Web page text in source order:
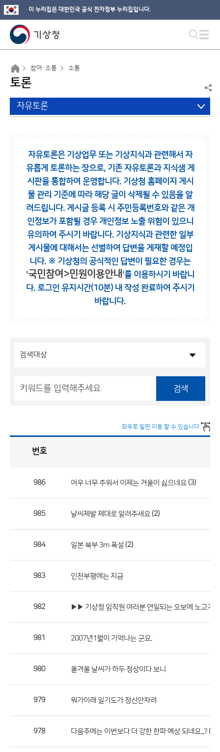
이 누리집은 대한민국 공식 전자정부 누리집입니다.
참여·소통 소통
토론
자유토론
자유토론은 기상업무 또는 기상지식과 관련해서 자
유롭게 토론하는 장으로, 기존 자유토론과 지식샘 게
시판을 통합하여 운영합니다. 기상청 홈페이지 게시
물 관리 기준에 따라 해당 글이 삭제될 수 있음을 알
려드립니다. 게시글 등록 시 주민등록번호와 같은 개
인정보가 포함될 경우 개인정보 노출 위험이 있으니
유의하여 주시기 바랍니다. 기상지식과 관련한 일부
게시물에 대해서는 선별하여 답변을 게재할 예정입
니다. ※ 기상청의 공식적인 답변이 필요한 경우는
'국민참여>민원이용안내 '를 이용하시기 바랍니
다. 로그인 유지시간(10분) 내 작성 완료하여 주시기
바랍니다.
검색
좌우로 밀면 이동 할 수 있습니다.
론
호,
록
번호
986 어우 너무 추워서 이제는 겨울이 싫으네요 (3)
985 날씨제발 제대로 알려주새요 (2)
984 일본 북부 3m 폭설 (2)
983 인천부평에는 지금
982 ▶▶ 기상청 임직원 여러분 연일되는 오보에 노고가 참
981 2007년1월이 기억나는 군요.
980 올겨울 날씨가 하두 정상이다 보니
979 뭐가이래 일기도가 정신안차려
978 다음주에는 이번보다 더 강한 한파 예상 되네요...? (1)